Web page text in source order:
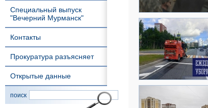
Специальный выпуск
"Вечерний Мурманск"
Контакты
Прокуратура разъясняет
Открытые данные
поиск